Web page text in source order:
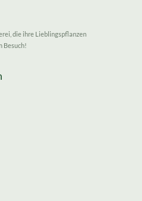
die ihre Lieblingspflanzen
Besuch!